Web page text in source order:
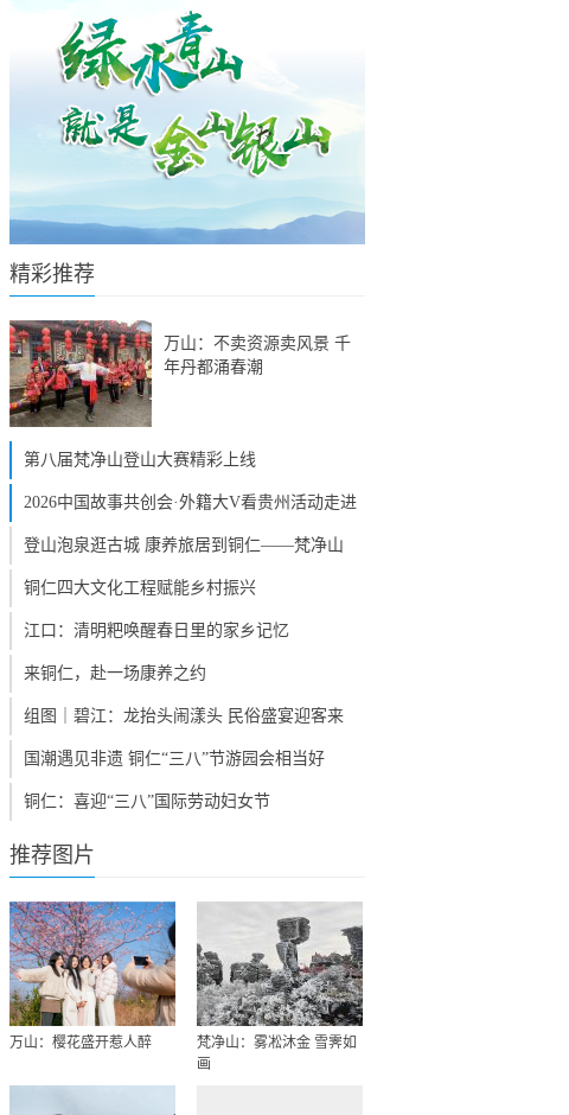
精彩推荐
万山：不卖资源卖风景 千
年丹都涌春潮
第八届梵净山登山大赛精彩上线
2026中国故事共创会·外籍大V看贵州活动走进
登山泡泉逛古城 康养旅居到铜仁——梵净山
铜仁四大文化工程赋能乡村振兴
江口：清明粑唤醒春日里的家乡记忆
来铜仁，赴一场康养之约
组图｜碧江：龙抬头闹漾头 民俗盛宴迎客来
国潮遇见非遗 铜仁“三八”节游园会相当好
铜仁：喜迎“三八”国际劳动妇女节
推荐图片
万山：樱花盛开惹人醉
梵净山：雾凇沐金 雪霁如
画